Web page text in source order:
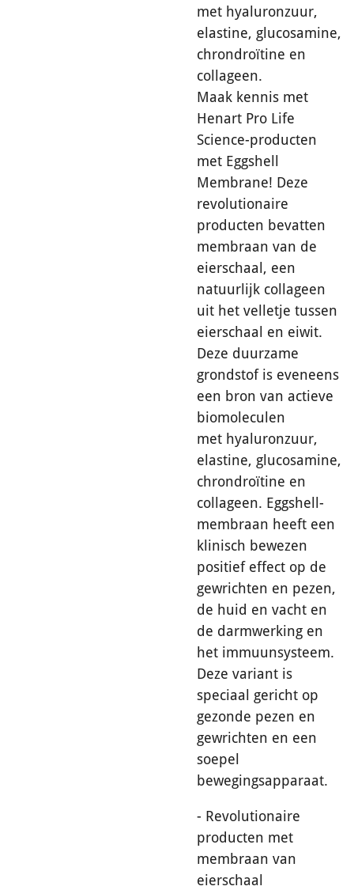
met hyaluronzuur,
elastine, glucosamine,
chrondroïtine en
collageen.
Maak kennis met
Henart Pro Life
Science-producten
met Eggshell
Membrane! Deze
revolutionaire
producten bevatten
membraan van de
eierschaal, een
natuurlijk collageen
uit het velletje tussen
eierschaal en eiwit.
Deze duurzame
grondstof is eveneens
een bron van actieve
biomoleculen
met hyaluronzuur,
elastine, glucosamine,
chrondroïtine en
collageen. Eggshell-
membraan heeft een
klinisch bewezen
positief effect op de
gewrichten en pezen,
de huid en vacht en
de darmwerking en
het immuunsysteem.
Deze variant is
speciaal gericht op
gezonde pezen en
gewrichten en een
soepel
bewegingsapparaat.
- Revolutionaire
producten met
membraan van
eierschaal